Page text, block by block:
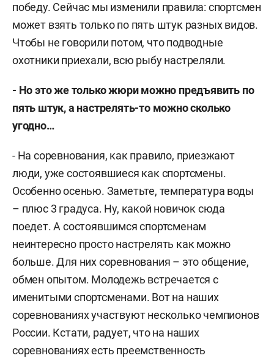
победу. Сейчас мы изменили правила: спортсмен
может взять только по пять штук разных видов.
Чтобы не говорили потом, что подводные
охотники приехали, всю рыбу настреляли.
- Но это же только жюри можно предъявить по
пять штук, а настрелять-то можно сколько
угодно…
- На соревнования, как правило, приезжают
люди, уже состоявшиеся как спортсмены.
Особенно осенью. Заметьте, температура воды
– плюс 3 градуса. Ну, какой новичок сюда
поедет. А состоявшимся спортсменам
неинтересно просто настрелять как можно
больше. Для них соревнования – это общение,
обмен опытом. Молодежь встречается с
именитыми спортсменами. Вот на наших
соревнованиях участвуют несколько чемпионов
России. Кстати, радует, что на наших
соревнованиях есть преемственность